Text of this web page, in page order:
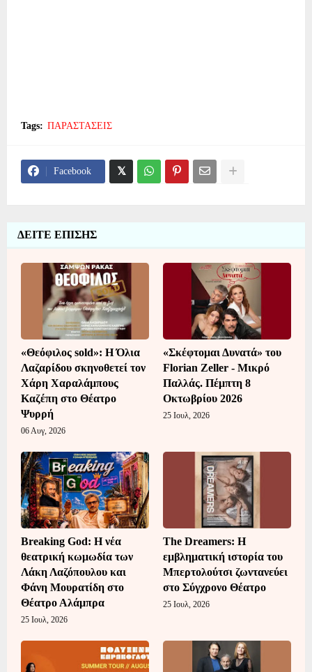
Tags: ΠΑΡΑΣΤΑΣΕΙΣ
Facebook
ΔΕΙΤΕ ΕΠΙΣΗΣ
«Θεόφιλος sold»: Η Όλια
Λαζαρίδου σκηνοθετεί τον
Χάρη Χαραλάμπους
Καζέπη στο Θέατρο
Ψυρρή
06 Αυγ, 2026
«Σκέφτομαι Δυνατά» του
Florian Zeller - Μικρό
Παλλάς. Πέμπτη 8
Οκτωβρίου 2026
25 Ιουλ, 2026
Breaking God: Η νέα
θεατρική κωμωδία των
Λάκη Λαζόπουλου και
Φάνη Μουρατίδη στο
Θέατρο Αλάμπρα
25 Ιουλ, 2026
The Dreamers: Η
εμβληματική ιστορία του
Μπερτολούτσι ζωντανεύει
στο Σύγχρονο Θέατρο
25 Ιουλ, 2026